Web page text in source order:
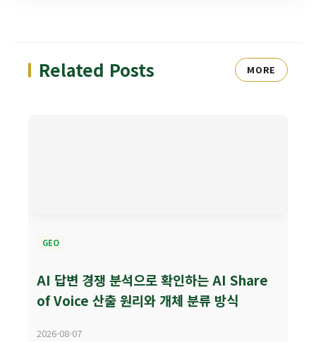
Related Posts MORE
GEO
AI 답변 경쟁 분석으로 확인하는 AI Share
of Voice 산출 원리와 개체 분류 방식
2026-08-07